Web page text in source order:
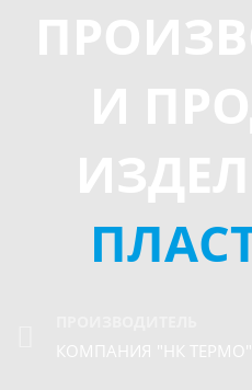
И
КОМПАНИЯ "НК ТЕРМО"